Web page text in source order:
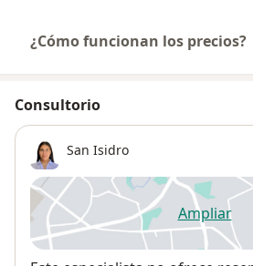
¿Cómo funcionan los precios?
Consultorio
San Isidro
Ampliar
se